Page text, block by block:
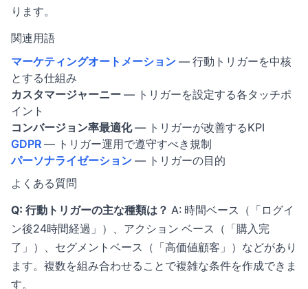
ります。
関連用語
マーケティングオートメーション — 行動トリガーを中核
とする仕組み
カスタマージャーニー — トリガーを設定する各タッチポ
イント
コンバージョン率最適化— トリガーが改善するKPI
GDPR — トリガー運用で遵守すべき規制
パーソナライゼーション — トリガーの目的
よくある質問
Q: 行動トリガーの主な種類は？ A: 時間ベース（「ログイ
ン後24時間経過」）、アクション ベース（「購入完
了」）、セグメントベース（「高価値顧客」）などがあり
ます。複数を組み合わせることで複雑な条件を作成できま
す。